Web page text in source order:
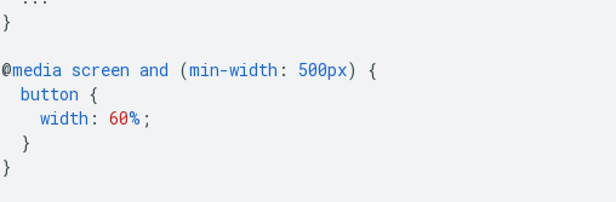
}
@media screen and (min-width : 500px)
{
button {
width : 60% ;
}
}